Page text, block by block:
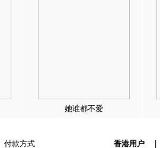
她谁都不爱
付款方式 香港用户|